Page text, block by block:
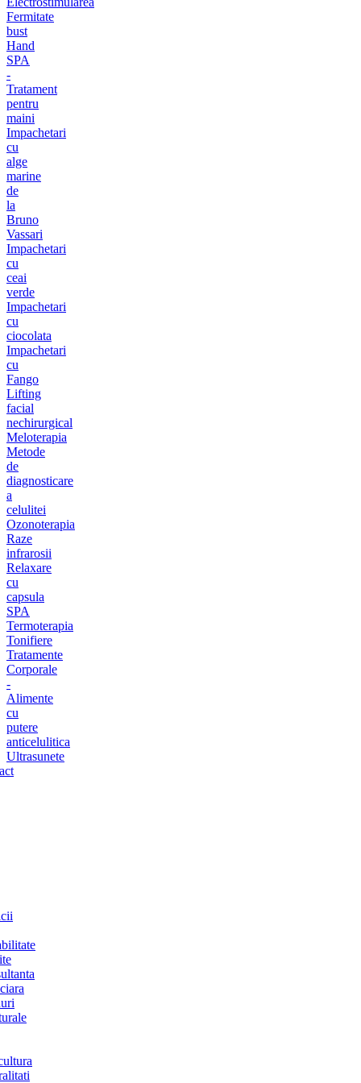
Fermitate
bust
Hand
SPA
-
Tratament
pentru
maini
Impachetari
cu
alge
marine
de
la
Bruno
Vassari
Impachetari
cu
ceai
verde
Impachetari
cu
ciocolata
Impachetari
cu
Fango
Lifting
facial
nechirurgical
Meloterapia
Metode
de
diagnosticare
a
celulitei
Ozonoterapia
Raze
infrarosii
Relaxare
cu
capsula
SPA
Termoterapia
Tonifiere
Tratamente
Corporale
-
Alimente
cu
putere
anticelulitica
Ultrasunete